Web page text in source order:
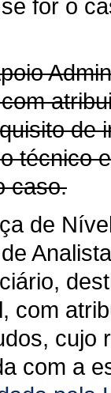
for o
de
técnico
caso.
de
com
cujo
com a